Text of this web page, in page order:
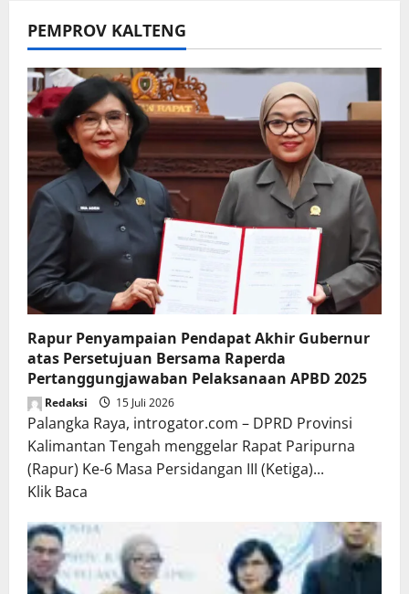
PEMPROV KALTENG
Rapur Penyampaian Pendapat Akhir Gubernur
atas Persetujuan Bersama Raperda
Pertanggungjawaban Pelaksanaan APBD 2025
Redaksi 15 Juli 2026
Palangka Raya, introgator.com – DPRD Provinsi
Kalimantan Tengah menggelar Rapat Paripurna
(Rapur) Ke-6 Masa Persidangan III (Ketiga)...
Klik Baca
about
Rapur
Penyampaian